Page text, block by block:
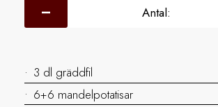
Antal:
3 dl gräddfil
6+6 mandelpotatisar